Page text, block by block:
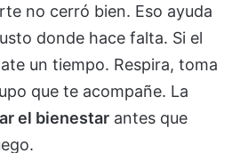
no cerró bien. Eso ayuda
donde hace falta. Si el
un tiempo. Respira, toma
que te acompañe. La
el bienestar antes que